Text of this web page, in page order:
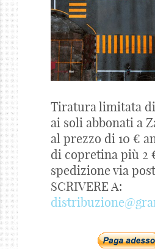
Tiratura limitata
ai soli abbonati a
al prezzo di 10 €
di copretina più 2
spedizione via
SCRIVERE A: